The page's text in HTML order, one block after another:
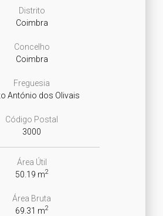
Distrito
Coimbra
Concelho
Coimbra
Freguesia
António dos Olivais
Código Postal
3000
Área Útil
50.19 m2
Área Bruta
69.31 m2